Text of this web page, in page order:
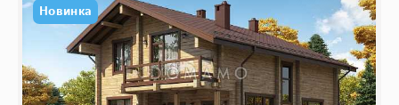
Новинка